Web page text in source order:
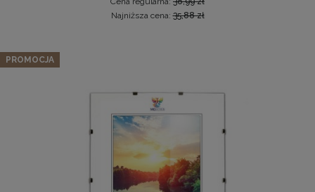
Najniższa cena:35,88 zł
PROMOCJA